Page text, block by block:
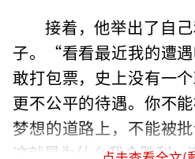
接着，他举出了自
子。“看看最近我的遭
敢打包票，史上没有一
更不公平的待遇。你不
梦想的道路上，不能被
这就是为什么我会胜利